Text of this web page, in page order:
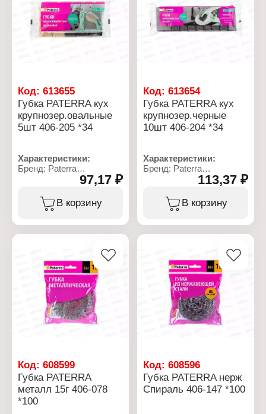
абразивный материал
Упаковка: в пакете
Материал:
пенополиуретан,
абразивный материал
Количество: 10 шт
Код: 613655
Губка PATERRA кух
крупнозер.овальные
5шт 406-205 *34
Характеристики:
Бренд: Paterra
Артикул: 406-205
Назначение: для уборки
и мытья посуды
Размер: 95х65х36 мм
Цвет: бежевый, черный
Материал:
пенополиуретан,
абразивный материал
Количество: 5 шт
Форма: овальные
97,17 ₽
В корзину
Код:613654
Губка PATERRA кух
крупнозер.черные
10шт 406-204 *34
Характеристики:
Бренд: Paterra
Артикул: 406-204
Назначение: для уборки
и мытья посуды
Размер: 95х60х31 мм
Цвет: черный
Материал:
пенополиуретан,
абразивный материал
Количество: 10 шт
Форма: прямоугольные
113,37 ₽
В корзину
Код: 608599
Губка PATERRA
металл 15г 406-078
*100
Код:608596
Губка PATERRA нерж
Спираль 406-147 *100